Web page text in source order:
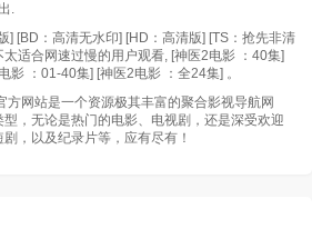
.
] [BD：高清无水印] [HD：高清版] [TS：抢先非清
适合网速过慢的用户观看, [神医2电影 ：40集]
影 ：01-40集] [神医2电影 ：全24集] 。
方网站是一个资源极其丰富的聚合影视导航网
，无论是热门的电影、电视剧，还是深受欢迎
，以及纪录片等，应有尽有！